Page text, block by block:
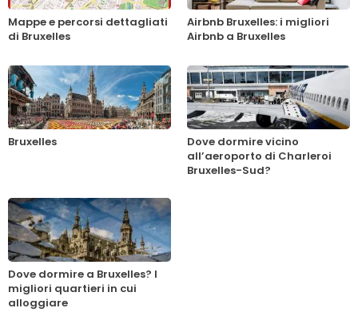
Mappe e percorsi dettagliati
di Bruxelles
Airbnb Bruxelles: i migliori
Airbnb a Bruxelles
Bruxelles
Dove dormire vicino
all’aeroporto di Charleroi
Bruxelles-Sud?
Dove dormire a Bruxelles? I
migliori quartieri in cui
alloggiare